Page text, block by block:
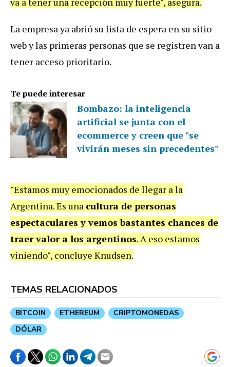
La empresa ya abrió su lista de espera en su sitio
web y las primeras personas que se registren van a
tener acceso prioritario.
Te puede interesar
Bombazo: la inteligencia
artificial se junta con el
ecommerce y creen que "se
vivirán meses sin precedentes"
"Estamos muy emocionados de llegar a la
Argentina. Es una cultura de personas
espectaculares y vemos bastantes chances de
traer valor a los argentinos. A eso estamos
viniendo", concluye Knudsen.
TEMAS RELACIONADOS
BITCOIN ETHEREUM
CRIPTOMONEDAS
DÓLAR